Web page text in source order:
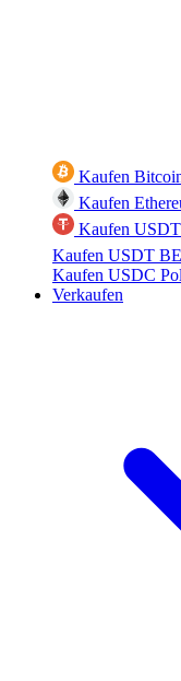
Kaufen
Kaufen
Kaufen
Kaufen USDT
Kaufen USDC
Verkaufen